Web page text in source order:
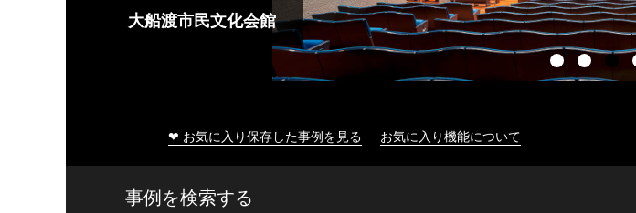
大船渡市民文化会館
❤ お気に入り保存した事例を見る お気に入り機能について
事例を検索する